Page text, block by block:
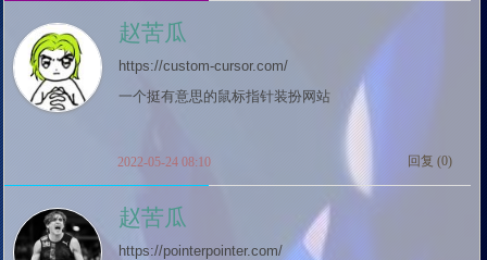
赵苦瓜
https://custom-cursor.com/
一个挺有意思的鼠标指针装扮网站
回复 (0)
2022-05-24 08:10
赵苦瓜
https://pointerpointer.com/